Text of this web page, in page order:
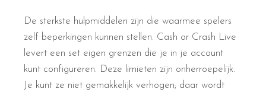
De sterkste hulpmiddelen zijn die waarmee spelers
zelf beperkingen kunnen stellen. Cash or Crash Live
levert een set eigen grenzen die je in je account
kunt configureren. Deze limieten zijn onherroepelijk.
Je kunt ze niet gemakkelijk verhogen; daar wordt